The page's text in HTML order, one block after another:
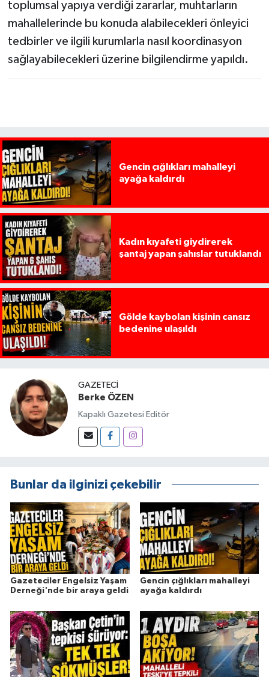
toplumsal yapıya verdiği zararlar, muhtarların
mahallelerinde bu konuda alabilecekleri önleyici
tedbirler ve ilgili kurumlarla nasıl koordinasyon
sağlayabilecekleri üzerine bilgilendirme yapıldı.
Gencin çığlıkları mahalleyi
ayağa kaldırdı
Kadın kıyafeti giydirerek
şantaj yapan şahıslar tutuklandı
Gölde kaybolan kişinin cansız
bedenine ulaşıldı
GAZETECI
Berke ÖZEN
Kapaklı Gazetesi Editör
Bunlar da ilginizi çekebilir
Gazeteciler Engelsiz Yaşam
Derneği'nde bir araya geldi
Gencin çığlıkları mahalleyi
ayağa kaldırdı